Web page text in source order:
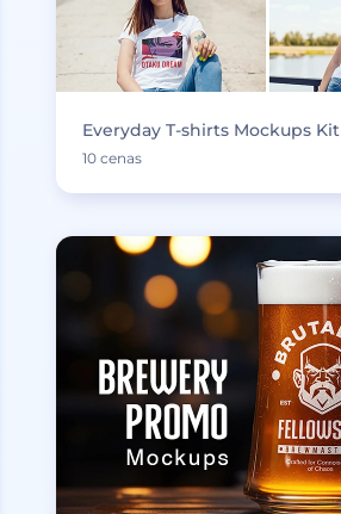
Everyday T-shirts Mockups Kit
10 cenas